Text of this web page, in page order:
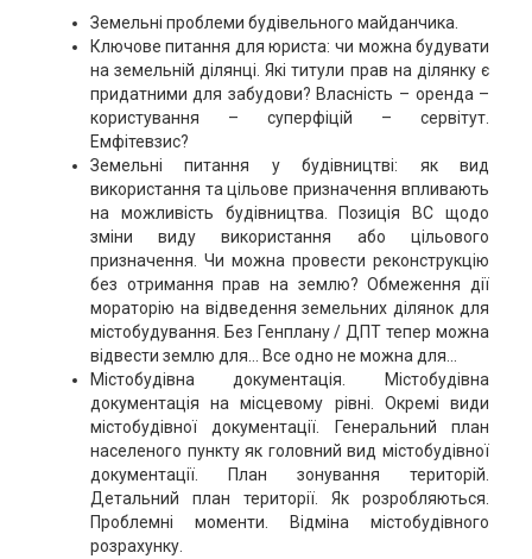
Земельні проблеми будівельного майданчика.
Ключове питання для юриста: чи можна будувати
на земельній ділянці. Які титули прав на ділянку є
придатними для забудови? Власність – оренда –
користування – суперфіцій – сервітут.
Емфітевзис?
Земельні питання у будівництві: як вид
використання та цільове призначення впливають
на можливість будівництва. Позиція ВС щодо
зміни виду використання або цільового
призначення. Чи можна провести реконструкцію
без отримання прав на землю? Обмеження дії
мораторію на відведення земельних ділянок для
містобудування. Без Генплану / ДПТ тепер можна
відвести землю для... Все одно не можна для...
Містобудівна документація. Містобудівна
документація на місцевому рівні. Окремі види
містобудівної документації. Генеральний план
населеного пункту як головний вид містобудівної
документації. План зонування територій.
Детальний план території. Як розробляються.
Проблемні моменти. Відміна містобудівного
розрахунку.